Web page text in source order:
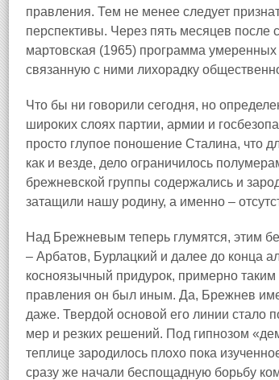
правления. Тем не менее следует
перспективы. Через пять месяцев
мартовская (1965) программа
связанную с ними лихорадку
Что бы ни говорили сегодня, но
широких слоях партии, армии и
просто глупое поношение Сталина, что
как и везде, дело ограничилось
брежневской группы содержались и
затащили нашу родину, а именно –
Над Брежневым теперь глумятся, этим
– Арбатов, Бурлацкий и далее до конца
косноязычный придурок, примерно
правления он был иным. Да, Брежнев
даже. Твердой основой его линии стало
мер и резких решений. Под гипнозом
теплице зародилось плохо пока
сразу же начали беспощадную борьбу